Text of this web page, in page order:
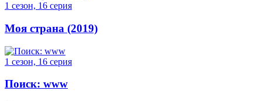
1 сезон, 16 серия
Моя страна (2019)
1 сезон, 16 серия
Поиск: www